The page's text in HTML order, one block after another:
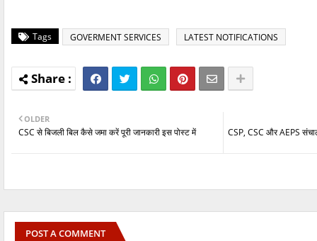
Tags GOVERMENT SERVICES LATEST NOTIFICATIONS
CSP, CSC और AEPS
OLDER
CSC से बिजली बिल कैसे जमा करें पूरी जानकारी इस पोस्ट में
POST A COMMENT